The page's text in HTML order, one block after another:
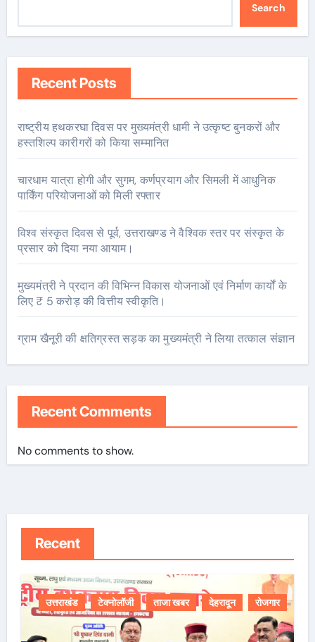
Search
Recent Posts
राष्ट्रीय हथकरघा दिवस पर मुख्यमंत्री धामी ने उत्कृष्ट बुनकरों और
हस्तशिल्प कारीगरों को किया सम्मानित
चारधाम यात्रा होगी और सुगम, कर्णप्रयाग और सिमली में आधुनिक
पार्किंग परियोजनाओं को मिली रफ्तार
विश्व संस्कृत दिवस से पूर्व, उत्तराखण्ड ने वैश्विक स्तर पर संस्कृत के
प्रसार को दिया नया आयाम।
मुख्यमंत्री ने प्रदान की विभिन्न विकास योजनाओं एवं निर्माण कार्यों के
लिए ₹ 5 करोड़ की वित्तीय स्वीकृति।
ग्राम खैनूरी की क्षतिग्रस्त सड़क का मुख्यमंत्री ने लिया तत्काल संज्ञान
Recent Comments
No comments to show.
Recent
उत्तराखंड टेक्नोलॉजी ताजा खबर देहरादून रोजगार